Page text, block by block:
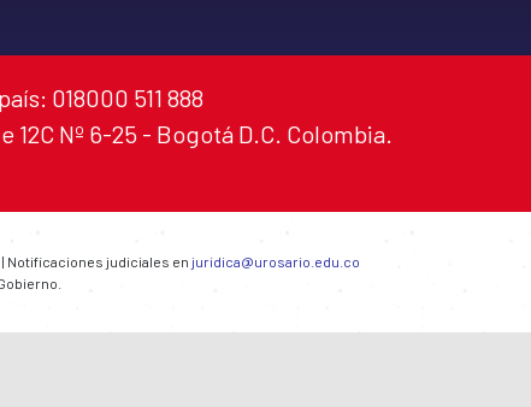
018000 511 888
12C Nº 6-25 - Bogotá D.C. Colombia.
| Notificaciones judiciales en juridica@urosario.edu.co